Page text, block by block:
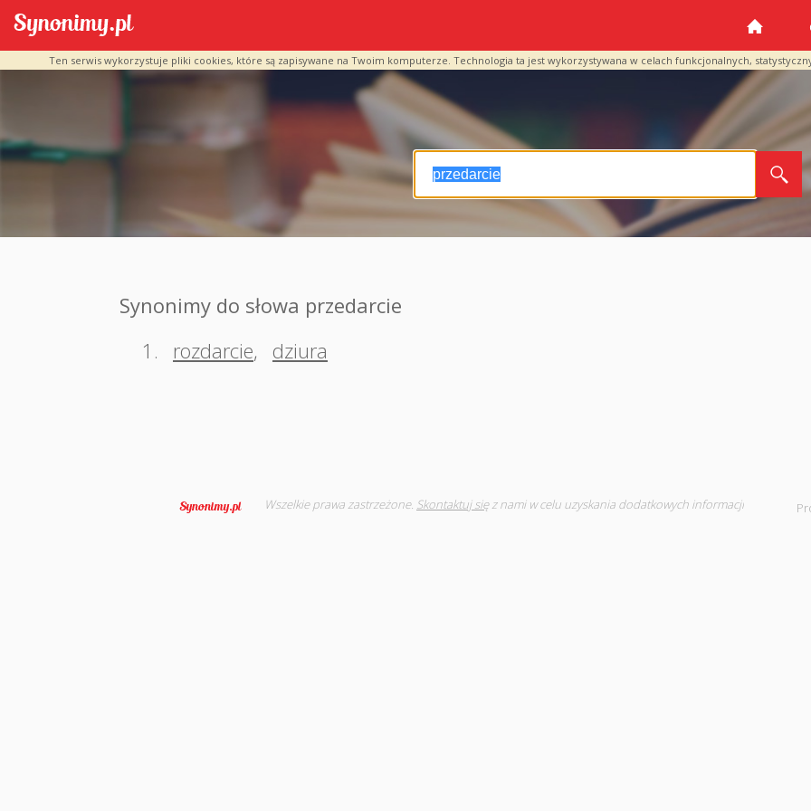
Ten serwis wykorzystuje pliki cookies, które są zapisywane na Twoim komputerze. Technologia ta jest wykorzystywana w celach funkcjonalnych,
Synonimy do słowa przedarcie
1.
rozdarcie, dziura
Wszelkie prawa zastrzeżone. Skontaktuj sięz nami w celu uzyskania dodatkowych informacji